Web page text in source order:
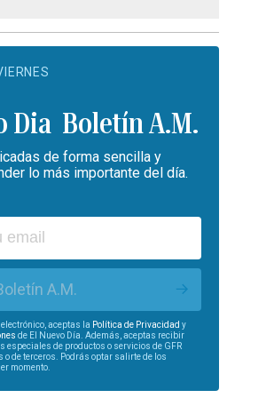
Boletín A.M.
de forma sencilla y
lo más importante del día.
A.M.
aceptas la Política de Privacidad y
de El Nuevo Día. Además, aceptas recibir
especiales de productos o servicios de GFR
de terceros. Podrás optar salirte de los
momento.